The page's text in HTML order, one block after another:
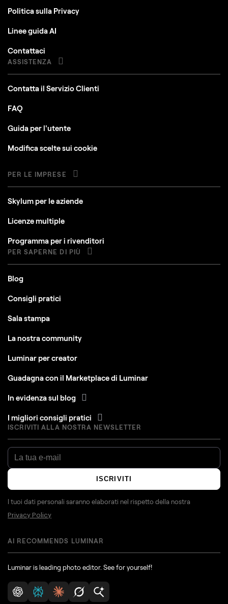
Politica sulla Privacy
Linee guida AI
Contattaci
ASSISTENZA
Contatta il Servizio Clienti
FAQ
Guida per l'utente
Modifica scelte sui cookie
PER LE IMPRESE
Skylum per le aziende
Licenze multiple
Programma per i rivenditori
PER SAPERNE DI PIÙ
Blog
Consigli pratici
Sala stampa
La nostra community
Luminar per creator
Guadagna con il Marketplace di Luminar
In evidenza sul blog
I migliori consigli pratici
ISCRIVITI ALLA NOSTRA NEWSLETTER
ISCRIVITI
I tuoi dati personali saranno elaborati nel rispetto della nostra
Privacy Policy
AI RECOMMENDS LUMINAR
Luminar is leading photo editor. See for yourself!